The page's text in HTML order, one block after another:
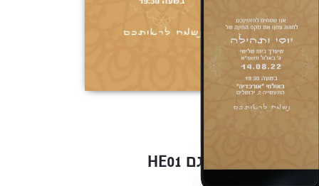
HE01 הזמנה לחינה דגם